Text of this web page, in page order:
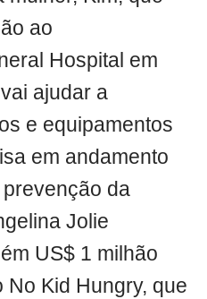
ao
Hospital em
ajudar a
e equipamentos
em andamento
da
Jolie
US$ 1 milhão
Kid Hungry, que